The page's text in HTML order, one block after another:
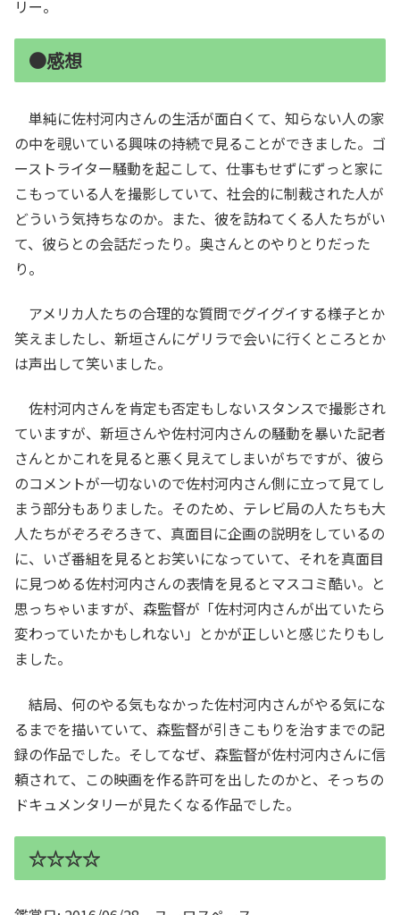
リー。
●感想
単純に佐村河内さんの生活が面白くて、知らない人の家
の中を覗いている興味の持続で見ることができました。ゴ
ーストライター騒動を起こして、仕事もせずにずっと家に
こもっている人を撮影していて、社会的に制裁された人が
どういう気持ちなのか。また、彼を訪ねてくる人たちがい
て、彼らとの会話だったり。奥さんとのやりとりだった
り。
アメリカ人たちの合理的な質問でグイグイする様子とか
笑えましたし、新垣さんにゲリラで会いに行くところとか
は声出して笑いました。
佐村河内さんを肯定も否定もしないスタンスで撮影され
ていますが、新垣さんや佐村河内さんの騒動を暴いた記者
さんとかこれを見ると悪く見えてしまいがちですが、彼ら
のコメントが一切ないので佐村河内さん側に立って見てし
まう部分もありました。そのため、テレビ局の人たちも大
人たちがぞろぞろきて、真面目に企画の説明をしているの
に、いざ番組を見るとお笑いになっていて、それを真面目
に見つめる佐村河内さんの表情を見るとマスコミ酷い。と
思っちゃいますが、森監督が「佐村河内さんが出ていたら
変わっていたかもしれない」とかが正しいと感じたりもし
ました。
結局、何のやる気もなかった佐村河内さんがやる気にな
るまでを描いていて、森監督が引きこもりを治すまでの記
録の作品でした。そしてなぜ、森監督が佐村河内さんに信
頼されて、この映画を作る許可を出したのかと、そっちの
ドキュメンタリーが見たくなる作品でした。
☆☆☆☆